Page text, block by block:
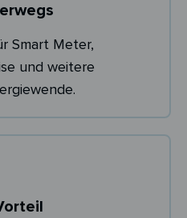
Smart Meter,
und weitere